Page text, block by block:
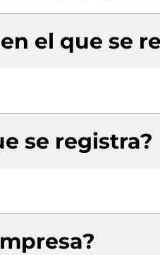
el que se
se registra?